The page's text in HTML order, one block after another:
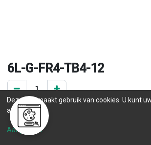
6L-G-FR4-TB4-12
0 ST op voorraad
Deze site maakt gebruik van cookies. U kunt
aanpassen.
Aanpassen